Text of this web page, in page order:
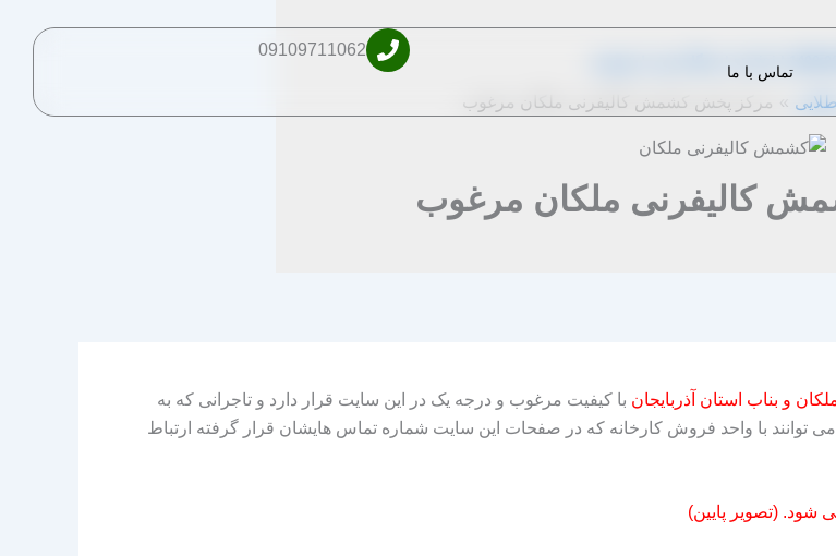
تماس با ما
09109711062
m.eini 1400-
|
مرکز پخش کشمش کالیفرنی ملکان مرغوب
کالیفرنی ملکان مرغوب
و بناب استان آذربایجان با کیفیت مرغوب و درجه یک در این سایت قرار دارد و تاجرانی که به
توانند با واحد فروش کارخانه که در صفحات این سایت شماره تماس هایشان قرار گرفته ارتباط
شود. (تصویر پایین)